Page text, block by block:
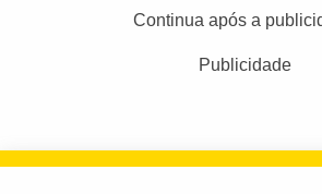
Continua após a
Publicidade